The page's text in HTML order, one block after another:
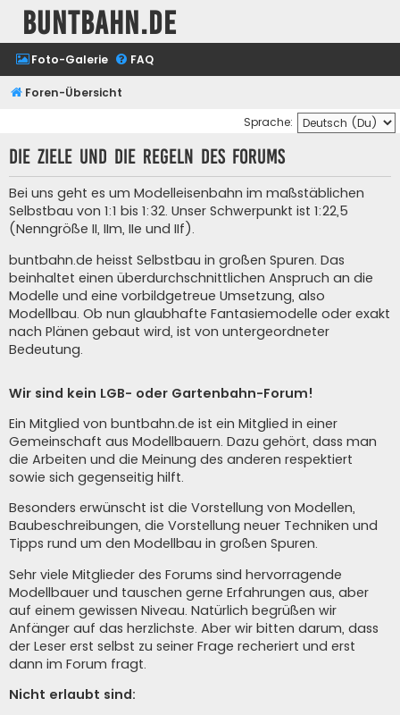
buntbahn.de
Foto-Galerie FAQ
Foren-Übersicht
Sprache:
Die Ziele und die Regeln des Forums
Bei uns geht es um Modelleisenbahn im maßstäblichen
Selbstbau von 1:1 bis 1:32. Unser Schwerpunkt ist 1:22,5
(Nenngröße II, IIm, IIe und IIf).
buntbahn.de heisst Selbstbau in großen Spuren. Das
beinhaltet einen überdurchschnittlichen Anspruch an die
Modelle und eine vorbildgetreue Umsetzung, also
Modellbau. Ob nun glaubhafte Fantasiemodelle oder exakt
nach Plänen gebaut wird, ist von untergeordneter
Bedeutung.
Wir sind kein LGB- oder Gartenbahn-Forum!
Ein Mitglied von buntbahn.de ist ein Mitglied in einer
Gemeinschaft aus Modellbauern. Dazu gehört, dass man
die Arbeiten und die Meinung des anderen respektiert
sowie sich gegenseitig hilft.
Besonders erwünscht ist die Vorstellung von Modellen,
Baubeschreibungen, die Vorstellung neuer Techniken und
Tipps rund um den Modellbau in großen Spuren.
Sehr viele Mitglieder des Forums sind hervorragende
Modellbauer und tauschen gerne Erfahrungen aus, aber
auf einem gewissen Niveau. Natürlich begrüßen wir
Anfänger auf das herzlichste. Aber wir bitten darum, dass
der Leser erst selbst zu seiner Frage recheriert und erst
dann im Forum fragt.
Nicht erlaubt sind: